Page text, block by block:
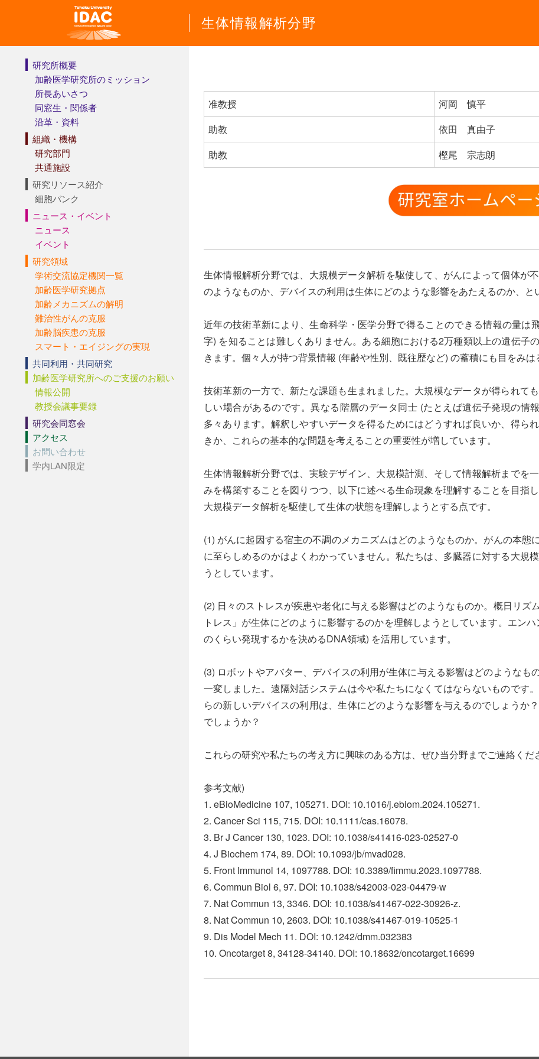
生体情報解析分野
准教授
河岡 慎平
助教
依田 真由子
助教
樫尾 宗志朗
生体情報解析分野では、大規模データ解析を駆使して、がんによって個体が
のようなものか、デバイスの利用は生体にどのような影響をあたえるのか、と
近年の技術革新により、生命科学・医学分野で得ることのできる情報の量
字) を知ることは難しくありません。ある細胞における2万種類以上の遺伝子
きます。個々人が持つ背景情報 (年齢や性別、既往歴など) の蓄積にも目をみは
技術革新の一方で、新たな課題も生まれました。大規模なデータが得られて
しい場合があるのです。異なる階層のデータ同士 (たとえば遺伝子発現の情
多々あります。解釈しやすいデータを得るためにはどうすれば良いか、得ら
きか、これらの基本的な問題を考えることの重要性が増しています。
生体情報解析分野では、実験デザイン、大規模計測、そして情報解析までを
みを構築することを図りつつ、以下に述べる生命現象を理解することを目指
大規模データ解析を駆使して生体の状態を理解しようとする点です。
(1) がんに起因する宿主の不調のメカニズムはどのようなものか。がんの本
に至らしめるのかはよくわかっていません。私たちは、多臓器に対する大規
うとしています。
(2) 日々のストレスが疾患や老化に与える影響はどのようなものか。概日リ
トレス」が生体にどのように影響するのかを理解しようとしています。エン
のくらい発現するかを決めるDNA領域) を活用しています。
(3) ロボットやアバター、デバイスの利用が生体に与える影響はどのような
一変しました。遠隔対話システムは今や私たちになくてはならないものです
らの新しいデバイスの利用は、生体にどのような影響を与えるのでしょうか
でしょうか？
これらの研究や私たちの考え方に興味のある方は、ぜひ当分野までご連絡くだ
参考文献)
1. eBioMedicine 107, 105271. DOI: 10.1016/j.ebiom.2024.105271.
2. Cancer Sci 115, 715. DOI: 10.1111/cas.16078.
3. Br J Cancer 130, 1023. DOI: 10.1038/s41416-023-02527-0
4. J Biochem 174, 89. DOI: 10.1093/jb/mvad028.
5. Front Immunol 14, 1097788. DOI: 10.3389/fimmu.2023.1097788.
6. Commun Biol 6, 97. DOI: 10.1038/s42003-023-04479-w
7. Nat Commun 13, 3346. DOI: 10.1038/s41467-022-30926-z.
8. Nat Commun 10, 2603. DOI: 10.1038/s41467-019-10525-1
9. Dis Model Mech 11. DOI: 10.1242/dmm.032383
10. Oncotarget 8, 34128-34140. DOI: 10.18632/oncotarget.16699
研究所概要
加齢医学研究所のミッション
所長あいさつ
同窓生・関係者
沿革・資料
組織・機構
研究部門
共通施設
研究リソース紹介
細胞バンク
ニュース・イベント
ニュース
イベント
研究領域
学術交流協定機関一覧
加齢医学研究拠点
加齢メカニズムの解明
難治性がんの克服
加齢脳疾患の克服
スマート・エイジングの実現
共同利用・共同研究
加齢医学研究所へのご支援のお願い
情報公開
教授会議事要録
研究会同窓会
アクセス
お問い合わせ
学内LAN限定